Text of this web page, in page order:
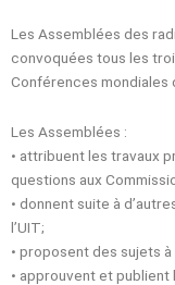
Les Assemblées des
convoquées tous les
Conférences mondiales
Les Assemblées :
• attribuent les travaux
questions aux
• donnent suite à
l’UIT;
• proposent des sujets à
• approuvent et publient